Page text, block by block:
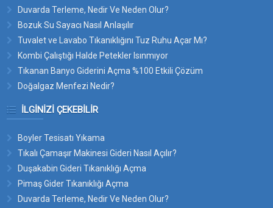
Duvarda Terleme, Nedir Ve Neden Olur?
Bozuk Su Sayacı Nasıl Anlaşılır
Tuvalet ve Lavabo Tıkanıklığını Tuz Ruhu Açar Mı?
Kombi Çalıştığı Halde Petekler Isınmıyor
Tıkanan Banyo Giderini Açma %100 Etkili Çözüm
Doğalgaz Menfezi Nedir?
İLGINIZI ÇEKEBILIR
Boyler Tesisatı Yıkama
Tıkalı Çamaşır Makinesi Gideri Nasıl Açılır?
Duşakabin Gideri Tıkanıklığı Açma
Pimaş Gider Tıkanıklığı Açma
Duvarda Terleme, Nedir Ve Neden Olur?